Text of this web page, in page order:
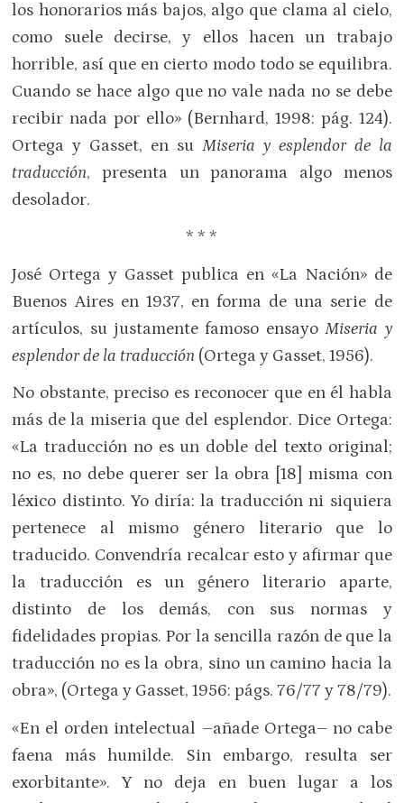
los honorarios más bajos, algo que clama al cielo,
como suele decirse, y ellos hacen un trabajo
horrible, así que en cierto modo todo se equilibra.
Cuando se hace algo que no vale nada no se debe
recibir nada por ello» (Bernhard, 1998: pág. 124).
Ortega y Gasset, en su Miseria y esplendor de la
traducción, presenta un panorama algo menos
desolador.
* * *
José Ortega y Gasset publica en «La Nación» de
Buenos Aires en 1937, en forma de una serie de
artículos, su justamente famoso ensayoMiseria y
esplendor de la traducción (Ortega y Gasset, 1956).
No obstante, preciso es reconocer que en él habla
más de la miseria que del esplendor. Dice Ortega:
«La traducción no es un doble del texto original;
no es, no debe querer ser la obra [18] misma con
léxico distinto. Yo diría: la traducción ni siquiera
pertenece al mismo género literario que lo
traducido. Convendría recalcar esto y afirmar que
la traducción es un género literario aparte,
distinto de los demás, con sus normas y
fidelidades propias. Por la sencilla razón de que la
traducción no es la obra, sino un camino hacia la
obra», (Ortega y Gasset, 1956: págs. 76/77 y 78/79).
«En el orden intelectual –añade Ortega– no cabe
faena más humilde. Sin embargo, resulta ser
exorbitante». Y no deja en buen lugar a los